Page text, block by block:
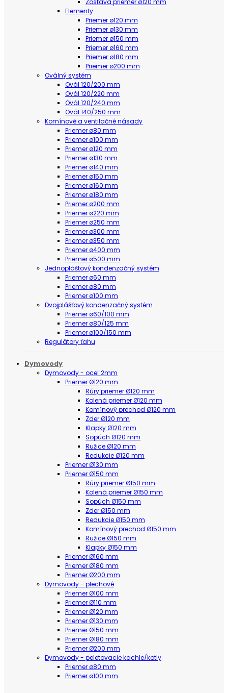
Zostava priemer ø120 mm
Elementy
Priemer ø120 mm
Priemer ø130 mm
Priemer ø150 mm
Priemer ø160 mm
Priemer ø180 mm
Priemer ø200 mm
Oválný systém
Ovál 120/200 mm
Ovál 120/220 mm
Ovál 120/240 mm
Ovál 140/250 mm
Komínové a ventilačné násady
Priemer ø80 mm
Priemer ø100 mm
Priemer ø120 mm
Priemer ø130 mm
Priemer ø140 mm
Priemer ø150 mm
Priemer ø160 mm
Priemer ø180 mm
Priemer ø200 mm
Priemer ø220 mm
Priemer ø250 mm
Priemer ø300 mm
Priemer ø350 mm
Priemer ø400 mm
Priemer ø500 mm
Jednopláštový kondenzačný systém
Priemer ø60 mm
Priemer ø80 mm
Priemer ø100 mm
Dvojplášťový kondenzačný systém
Priemer ø60/100 mm
Priemer ø80/125 mm
Priemer ø100/150 mm
Regulátory ťahu
Dymovody
Dymovody - oceľ 2mm
Priemer Ø120 mm
Rúry priemer Ø120 mm
Kolená priemer Ø120 mm
Komínový prechod Ø120 mm
Zder Ø120 mm
Klapky Ø120 mm
Sopúch Ø120 mm
Ružice Ø120 mm
Redukcie Ø120 mm
Priemer Ø130 mm
Priemer Ø150 mm
Rúry priemer Ø150 mm
Kolená priemer Ø150 mm
Sopúch Ø150 mm
Zder Ø150 mm
Redukcie Ø150 mm
Komínový prechod Ø150 mm
Ružice Ø150 mm
Klapky Ø150 mm
Priemer Ø160 mm
Priemer Ø180 mm
Priemer Ø200 mm
Dymovody - plechové
Priemer Ø100 mm
Priemer Ø110 mm
Priemer Ø120 mm
Priemer Ø130 mm
Priemer Ø150 mm
Priemer Ø180 mm
Priemer Ø200 mm
Dymovody - peletovacie kachle/kotly
Priemer ø80 mm
Priemer ø100 mm